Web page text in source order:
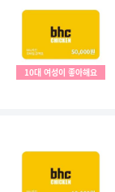
10대 여성이 좋아해요